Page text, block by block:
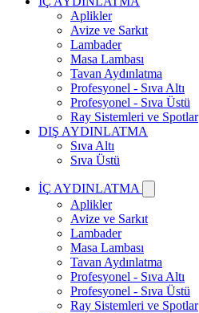
Aplikler
Avize ve Sarkıt
Lambader
Masa Lambası
Tavan Aydınlatma
Profesyonel - Sıva Altı
Profesyonel - Sıva Üstü
Ray Sistemleri ve Spotlar
DIŞ AYDINLATMA
Sıva Altı
Sıva Üstü
İÇ AYDINLATMA
Aplikler
Avize ve Sarkıt
Lambader
Masa Lambası
Tavan Aydınlatma
Profesyonel - Sıva Altı
Profesyonel - Sıva Üstü
Ray Sistemleri ve Spotlar